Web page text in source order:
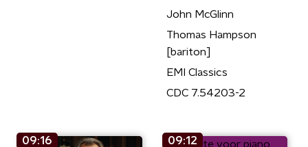
John McGlinn
Thomas Hampson
[bariton]
EMI Classics
CDC 7.54203-2
09:16 09:12